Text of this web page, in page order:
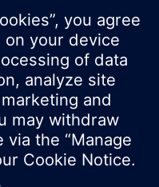
a seconda del